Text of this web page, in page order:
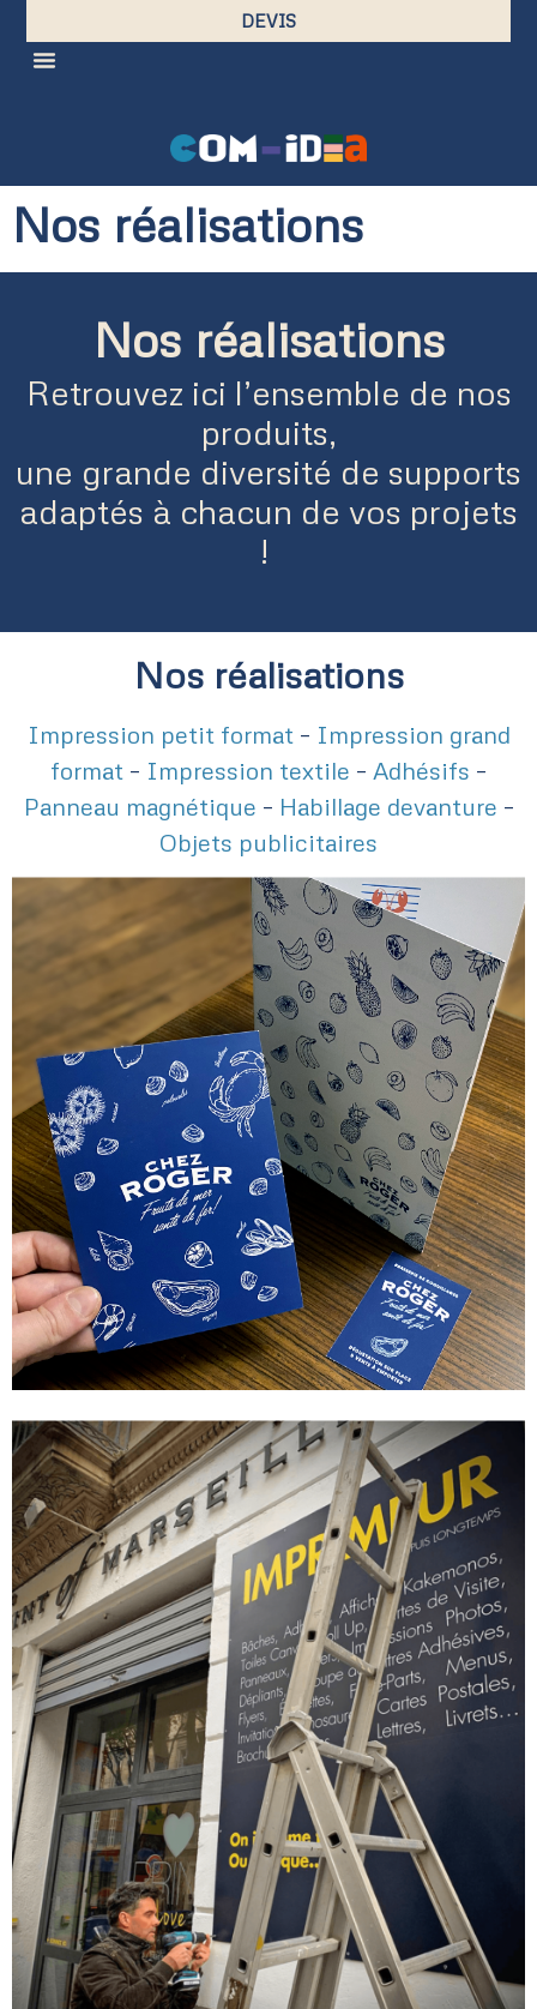
DEVIS
Nos réalisations
Nos réalisations
Retrouvez ici l’ensemble de nos
produits,
une grande diversité de supports
adaptés à chacun de vos projets
!
Nos réalisations
Impression petit format – Impression grand
format – Impression textile – Adhésifs –
Panneau magnétique – Habillage devanture –
Objets publicitaires